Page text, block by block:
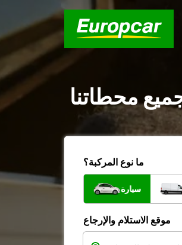
محطاتنا
ما نوع المركبة؟
سيارة
موقع الاستلام والإرجاع